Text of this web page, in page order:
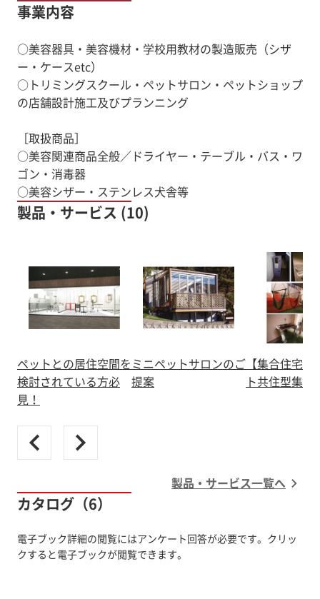
事業内容
○美容器具・美容機材・学校用教材の製造販売（シザ
ー・ケースetc）
○トリミングスクール・ペットサロン・ペットショップ
の店舗設計施工及びプランニング
［取扱商品］
○美容関連商品全般／ドライヤー・テーブル・バス・ワ
ゴン・消毒器
○美容シザー・ステンレス犬舎等
製品・サービス (10)
ペットとの居住空間を
検討されている方必
見！
ミニペットサロンのご
提案
【集合住宅
ト共住型集合
製品・サービス一覧へ
カタログ（6）
電子ブック詳細の閲覧にはアンケート回答が必要です。クリッ
クすると電子ブックが閲覧できます。